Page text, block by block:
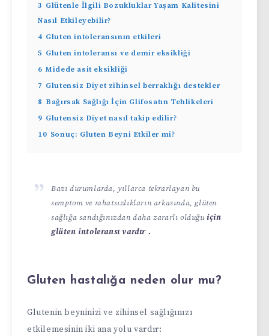
3 Glütenle İlgili Bozukluklar Yaşam Kalitesini
Nasıl Etkileyebilir?
4 Gluten intoleransının etkileri
5 Gluten intoleransı ve demir eksikliği
6 Midede asit eksikliği
7 Glutensiz Diyet zihinsel berraklığı destekler
8 Bağırsak Sağlığı İçin Glifosatın Tehlikeleri
9 Glutensiz Diyet nasıl takip edilir?
10 Sonuç: Gluten Beyni Etkiler mi?
Bazı durumlarda, yıllarca tekrarlayan bu
semptom ve rahatsızlıkların arkasında, glüten
sağlığa sandığınızdan daha zararlı olduğu için
glüten intoleransı vardır .
Gluten hastalığa neden olur mu?
Glutenin beyninizi ve zihinsel sağlığınızı
etkilemesinin iki ana yolu vardır: